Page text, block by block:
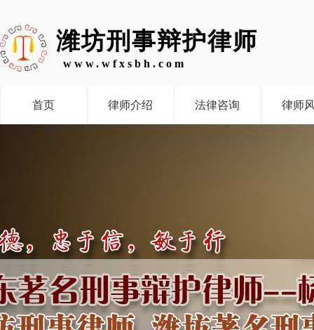
潍坊刑事辩护律师
www.wfxsbh.com
首页 律师介绍 法律咨询 律师